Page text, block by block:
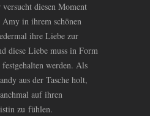
versucht diesen Moment
in ihrem schönen
ihre Liebe zur
diese Liebe muss in Form
werden. Als
aus der Tasche holt,
auf ihren
zu fühlen.